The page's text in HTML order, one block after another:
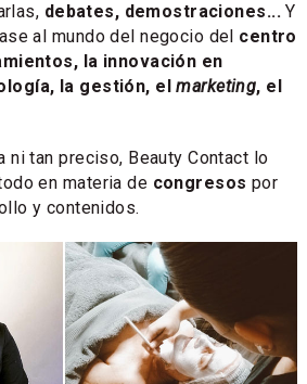
debates, demostraciones...Y
al mundo del negocio del centro
la innovación en
la gestión, elmarketing, el
ni tan preciso, Beauty Contact lo
en materia de congresos por
y contenidos.